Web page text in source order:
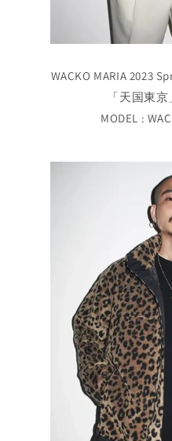
WACKO MARIA 2023
「天国東
MODEL :